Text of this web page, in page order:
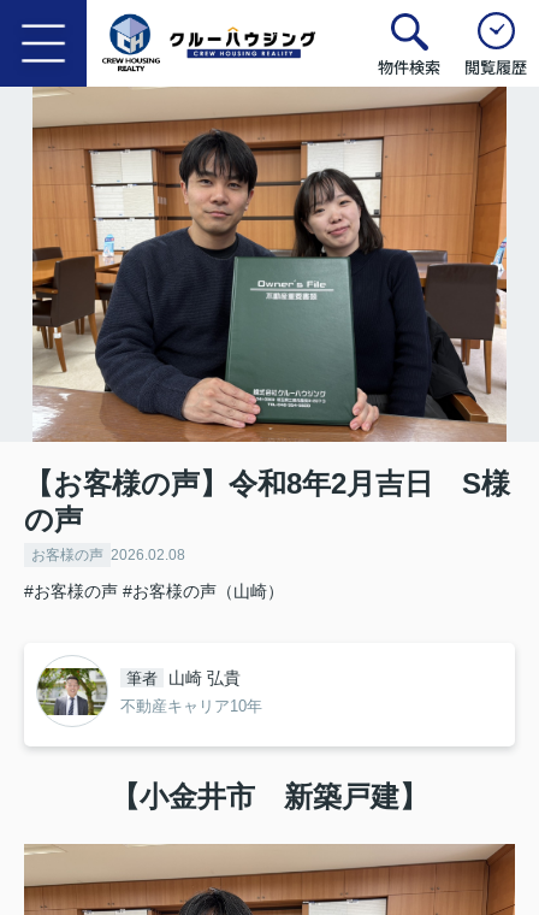
物件検索 閲覧履歴
【お客様の声】令和8年2月吉日 S様
の声
お客様の声 2026.02.08
#お客様の声 #お客様の声（山崎）
筆者 山崎 弘貴
不動産キャリア10年
【小金井市 新築戸建】